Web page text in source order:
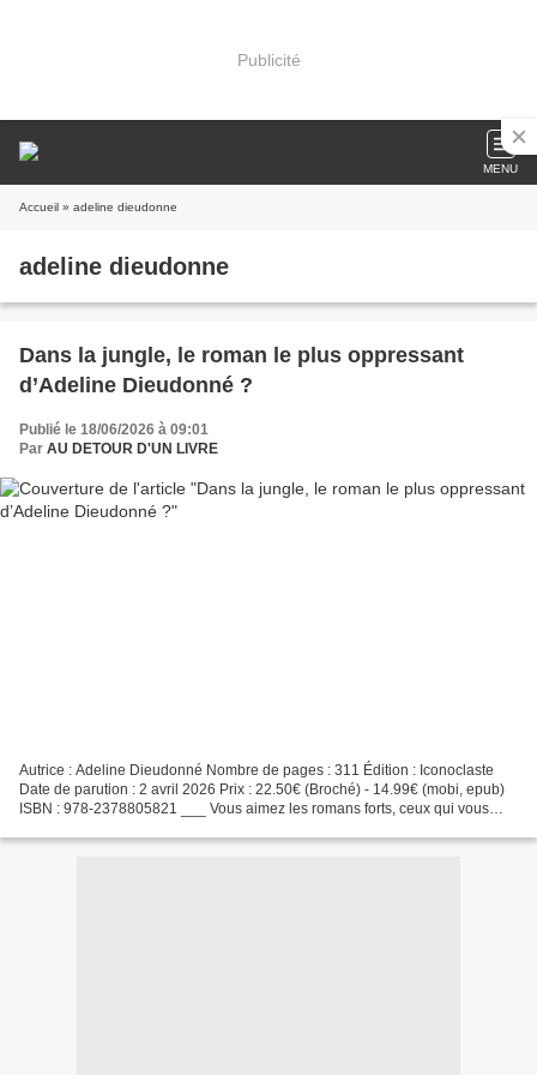
Publicité
MENU
Accueil » adeline dieudonne
adeline dieudonne
Dans la jungle, le roman le plus oppressant
d’Adeline Dieudonné ?
Publié le 18/06/2026 à 09:01
Par AU DETOUR D'UN LIVRE
Autrice : Adeline Dieudonné Nombre de pages : 311 Édition : Iconoclaste
Date de parution : 2 avril 2026 Prix : 22.50€ (Broché) - 14.99€ (mobi, epub)
ISBN : 978-2378805821 ___ Vous aimez les romans forts, ceux qui vous